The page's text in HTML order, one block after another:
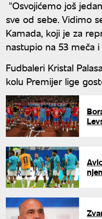
"Osvojićemo još
sve od sebe. Vidimo
Kamada, koji je za
nastupio na 53 meča
Fudbaleri Kristal
kolu Premijer lige